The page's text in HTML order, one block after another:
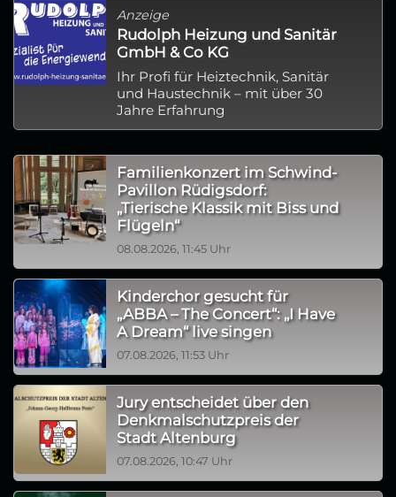
Anzeige
Rudolph Heizung und Sanitär
GmbH & Co KG
Ihr Profi für Heiztechnik, Sanitär
und Haustechnik – mit über 30
Jahre Erfahrung
Familienkonzert im Schwind-
Pavillon Rüdigsdorf:
„Tierische Klassik mit Biss und
Flügeln“
08.08.2026, 11:45 Uhr
Kinderchor gesucht für
„ABBA – The Concert“: „I Have
A Dream“ live singen
07.08.2026, 11:53 Uhr
Jury entscheidet über den
Denkmalschutzpreis der
Stadt Altenburg
07.08.2026, 10:47 Uhr